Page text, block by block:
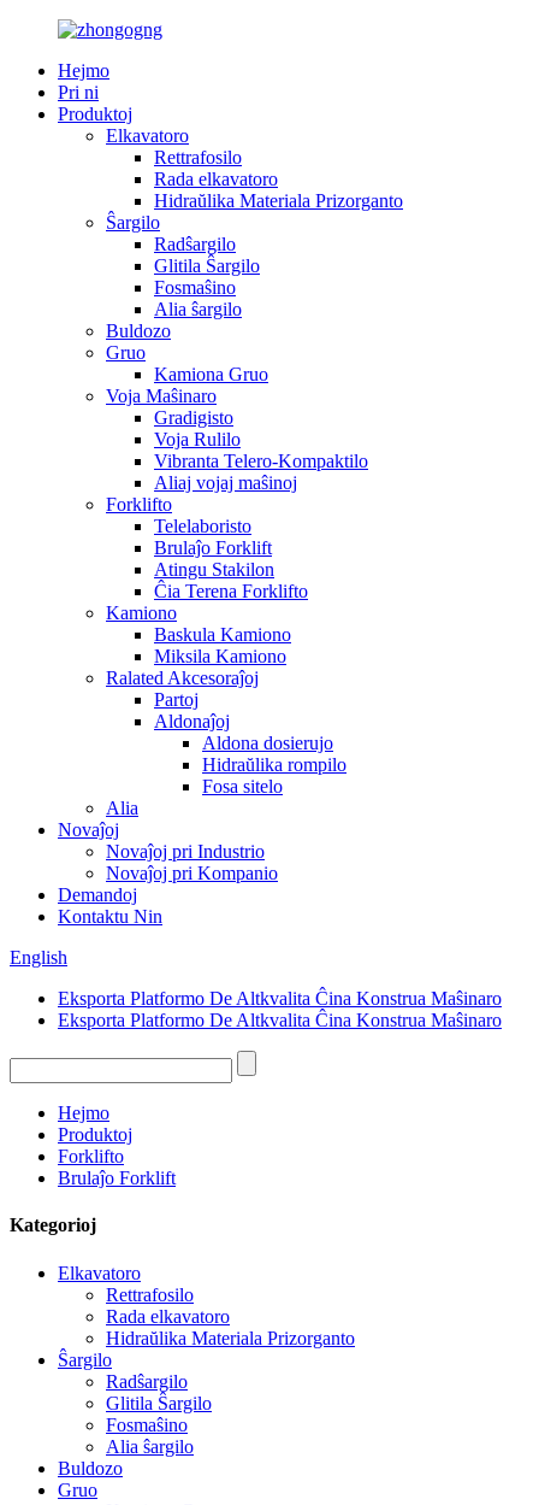
Hejmo
Pri ni
Produktoj
Elkavatoro
Rettrafosilo
Rada elkavatoro
Hidraŭlika Materiala Prizorganto
Ŝargilo
Radŝargilo
Glitila Ŝargilo
Fosmaŝino
Alia ŝargilo
Buldozo
Gruo
Kamiona Gruo
Voja Maŝinaro
Gradigisto
Voja Rulilo
Vibranta Telero-Kompaktilo
Aliaj vojaj maŝinoj
Forklifto
Telelaboristo
Brulaĵo Forklift
Atingu Stakilon
Ĉia Terena Forklifto
Kamiono
Baskula Kamiono
Miksila Kamiono
Ralated Akcesoraĵoj
Partoj
Aldonaĵoj
Aldona dosierujo
Hidraŭlika rompilo
Fosa sitelo
Alia
Novaĵoj
Novaĵoj pri Industrio
Novaĵoj pri Kompanio
Demandoj
Kontaktu Nin
English
Eksporta Platformo De Altkvalita Ĉina Konstrua Maŝinaro
Eksporta Platformo De Altkvalita Ĉina Konstrua Maŝinaro
Hejmo
Produktoj
Forklifto
Brulaĵo Forklift
Kategorioj
Elkavatoro
Rettrafosilo
Rada elkavatoro
Hidraŭlika Materiala Prizorganto
Ŝargilo
Radŝargilo
Glitila Ŝargilo
Fosmaŝino
Alia ŝargilo
Buldozo
Gruo